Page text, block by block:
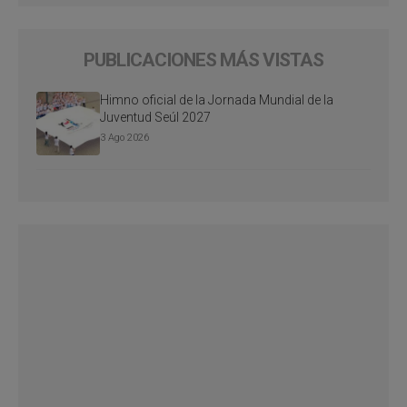
PUBLICACIONES MÁS VISTAS
Himno oficial de la Jornada Mundial de la
Juventud Seúl 2027
3 Ago 2026